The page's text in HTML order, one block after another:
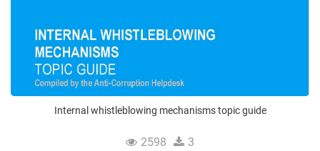
Internal whistleblowing mechanisms topic guide
2598 3